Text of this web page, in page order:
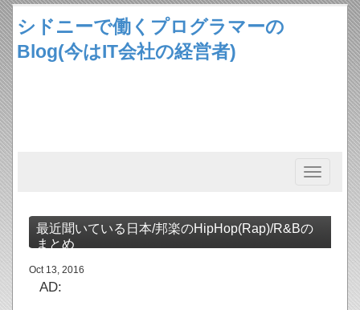
シドニーで働くプログラマーの
Blog(今はIT会社の経営者)
Toggle
navigation
最近聞いている日本/邦楽のHipHop(Rap)/R&Bの
まとめ
Oct 13, 2016
AD: